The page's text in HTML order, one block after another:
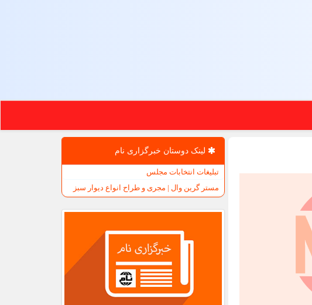
لینک دوستان خبرگزاری نام
تبلیغات انتخابات مجلس
مستر گرین وال | مجری و طراح انواع دیوار سبز